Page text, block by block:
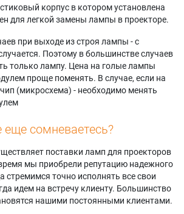
корпус в котором установлена
для легкой замены лампы в проекторе.
при выходе из строя лампы - с
Поэтому в большинстве случаев
только лампу. Цена на голые лампы
проще поменять. В случае, если на
(микросхема) - необходимо менять
еще сомневаетесь?
поставки ламп для проекторов
мы приобрели репутацию надежного
стремимся точно исполнять все свои
идем на встречу клиенту. Большинство
нашими постоянными клиентами.